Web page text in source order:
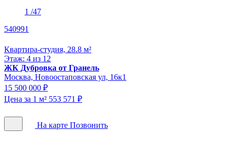
1 /47
540991
Квартира-студия, 28.8 м²
Этаж: 4 из 12
ЖК Дубровка от Гранель
Москва, Новоостаповская ул, 16к1
15 500 000 ₽
Цена за 1 м² 553 571 ₽
На карте Позвонить